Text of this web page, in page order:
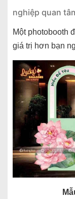
nghiệp quan
Một photobooth
giá trị hơn bạn